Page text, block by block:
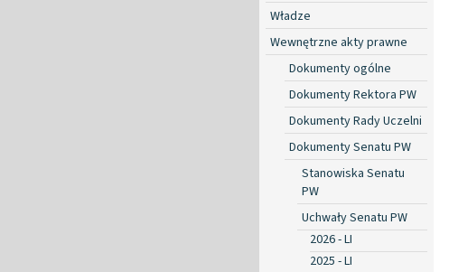
Władze
Wewnętrzne akty prawne
Dokumenty ogólne
Dokumenty Rektora PW
Dokumenty Rady Uczelni
Dokumenty Senatu PW
Stanowiska Senatu
PW
Uchwały Senatu PW
2026 - LI
2025 - LI